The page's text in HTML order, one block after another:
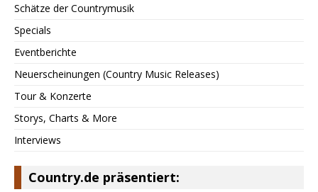
Schätze der Countrymusik
Specials
Eventberichte
Neuerscheinungen (Country Music Releases)
Tour & Konzerte
Storys, Charts & More
Interviews
Country.de präsentiert: